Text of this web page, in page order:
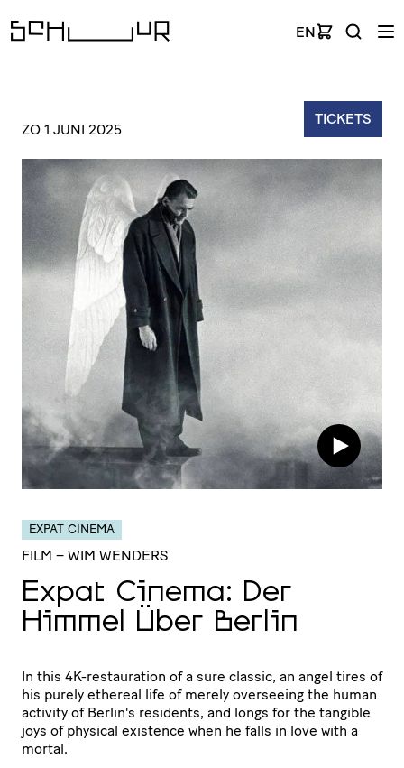
EN
TICKETS
ZO 1 JUNI 2025
EXPAT CINEMA
FILM – WIM WENDERS
Expat Cinema: Der
Himmel Über Berlin
In this 4K-restauration of a sure classic, an angel tires of
his purely ethereal life of merely overseeing the human
activity of Berlin's residents, and longs for the tangible
joys of physical existence when he falls in love with a
mortal.